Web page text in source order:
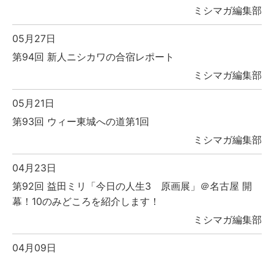
ミシマガ編集部
05月27日
第94回 新人ニシカワの合宿レポート
ミシマガ編集部
05月21日
第93回 ウィー東城への道第1回
ミシマガ編集部
04月23日
第92回 益田ミリ「今日の人生3 原画展」＠名古屋 開
幕！10のみどころを紹介します！
ミシマガ編集部
04月09日